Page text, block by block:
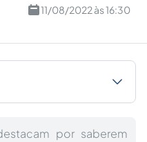
11/08/2022 às 16:30
por saberem